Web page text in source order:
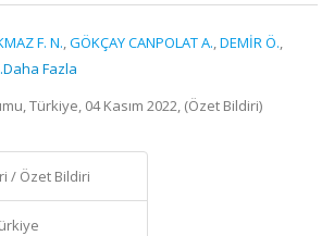
F. N.,GÖKÇAY CANPOLAT A.,DEMİR Ö.,
Fazla
Türkiye, 04 Kasım 2022, (Özet Bildiri)
/ Özet Bildiri